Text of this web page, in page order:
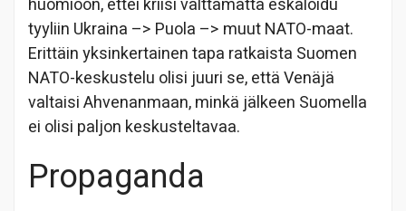
huomioon, ettei kriisi välttämättä eskaloidu
tyyliin Ukraina –> Puola –> muut NATO-maat.
Erittäin yksinkertainen tapa ratkaista Suomen
NATO-keskustelu olisi juuri se, että Venäjä
valtaisi Ahvenanmaan, minkä jälkeen Suomella
ei olisi paljon keskusteltavaa.
Propaganda